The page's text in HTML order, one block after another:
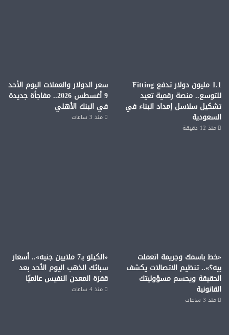
1.1 مليون دولار تدفع Fitting
للتوسع.. منصة رقمية تعيد
تشكيل سلاسل إمداد البناء في
السعودية
منذ 12 دقيقة
سعر الدولار والعملات اليوم الأحد
9 أغسطس 2026.. مفاجأة جديدة
في البنك الأهلي
منذ 3 ساعات
«خط باسمك وجريمة اتعملت
بيه؟».. تنظيم الاتصالات يكشف
الحقيقة ويحسم مسؤوليتك
القانونية
منذ 3 ساعات
«الكيلو بـ7 ملايين جنيه».. أسعار
سبائك الذهب اليوم الأحد بعد
قفزة المعدن النفيس عالميًا
منذ 4 ساعات